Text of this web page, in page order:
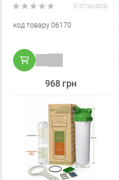
0 отзывов
код товару 06170
968 грн